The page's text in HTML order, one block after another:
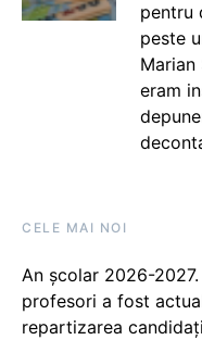
pentru
peste
Marian
eram
CELE MAI NOI
An școlar 2026-
profesori a fost
repartizarea